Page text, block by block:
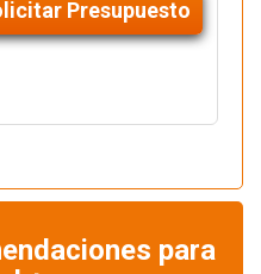
Presupuesto
para